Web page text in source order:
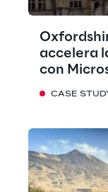
accelera
con
CASE